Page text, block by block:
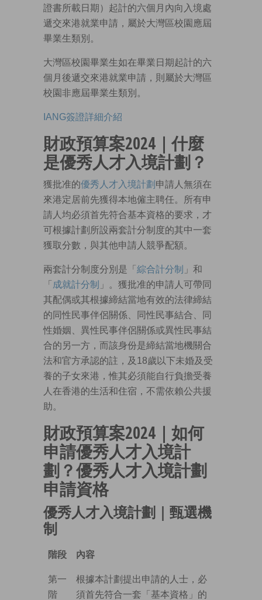
證書所載日期）起計的六個月內向入境處
遞交來港就業申請，屬於大灣區校園應屆
畢業生類別。
大灣區校園畢業生如在畢業日期起計的六
個月後遞交來港就業申請，則屬於大灣區
校園非應屆畢業生類別。
IANG簽證詳細介紹
財政預算案2024｜什麼
是優秀人才入境計劃？
獲批准的優秀人才入境計劃 申請人無須在
來港定居前先獲得本地僱主聘任。所有申
請人均必須首先符合基本資格的要求，才
可根據計劃所設兩套計分制度的其中一套
獲取分數，與其他申請人競爭配額。
兩套計分制度分別是「 綜合計分制 」和
「 成就計分制 」。獲批准的申請人可帶同
其配偶或其根據締結當地有效的法律締結
的同性民事伴侶關係、同性民事結合、同
性婚姻、異性民事伴侶關係或異性民事結
合的另一方，而該身份是締結當地機關合
法和官方承認的註，及18歲以下未婚及受
養的子女來港，惟其必須能自行負擔受養
人在香港的生活和住宿，不需依賴公共援
助。
財政預算案2024｜如何
申請優秀人才入境計
劃？優秀人才入境計劃
申請資格
優秀人才入境計劃｜甄選機
制
階段 內容
第一
階
根據本計劃提出申請的人士，必
須首先符合一套「基本資格」的